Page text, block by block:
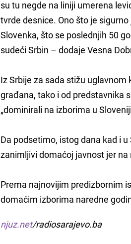
su tu negde na liniji umerena
tvrde desnice. Ono što je
Slovenka, što se poslednjih 50
sudeći Srbin – dodaje Vesna
Iz Srbije za sada stižu
građana, tako i od predstavnika
„dominirali na izborima u
Da podsetimo, istog dana kad i
zanimljivi domaćoj javnost jer
Prema najnovijim predizbornim
domaćim izborima naredne
njuz.net/radiosarajevo.ba